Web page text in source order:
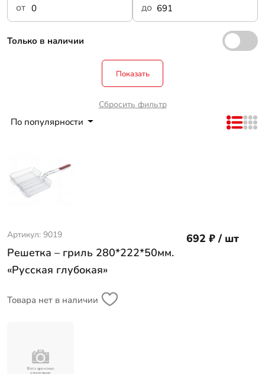
от до
Только в наличии
Показать
Сбросить фильтр
По популярности
Артикул: 9019
Решетка – гриль 280*222*50мм.
«Русская глубокая»
Товара нет в наличии
692 ₽ / шт